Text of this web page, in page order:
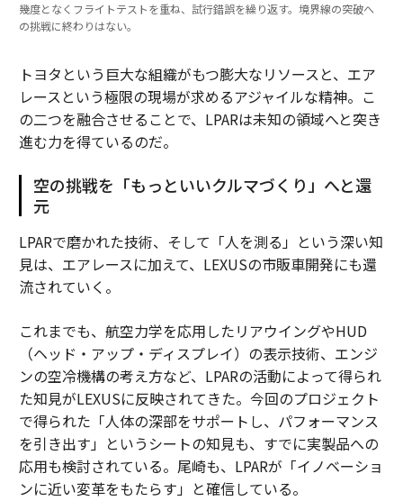
幾度となくフライトテストを重ね、試行錯誤を繰り返す。境界線の突破へ
の挑戦に終わりはない。
トヨタという巨大な組織がもつ膨大なリソースと、エア
レースという極限の現場が求めるアジャイルな精神。こ
の二つを融合させることで、LPARは未知の領域へと突き
進む力を得ているのだ。
空の挑戦を「もっといいクルマづくり」へと還
元
LPARで磨かれた技術、そして「人を測る」という深い知
見は、エアレースに加えて、LEXUSの市販車開発にも還
流されていく。
これまでも、航空力学を応用したリアウイングやHUD
（ヘッド・アップ・ディスプレイ）の表示技術、エンジ
ンの空冷機構の考え方など、LPARの活動によって得られ
た知見がLEXUSに反映されてきた。今回のプロジェクト
で得られた「人体の深部をサポートし、パフォーマンス
を引き出す」というシートの知見も、すでに実製品への
応用も検討されている。尾崎も、LPARが「イノベーショ
ンに近い変革をもたらす」と確信している。